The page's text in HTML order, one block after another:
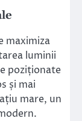
maximiza
luminii
poziționate
și mai
mare, un